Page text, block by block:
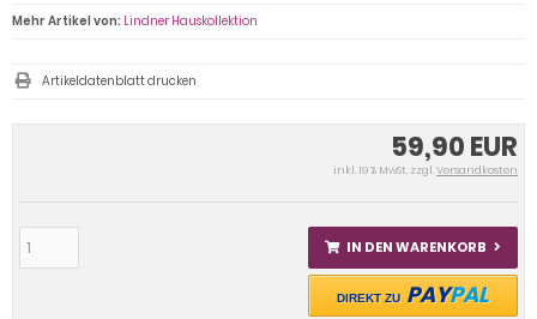
59,90 EUR
inkl. 19 % MwSt. zzgl.Versandkosten
IN DEN WARENKORB
DIREKT ZU PAYPAL
Mehr Artikel von: Lindner Hauskollektion
Artikeldatenblatt drucken